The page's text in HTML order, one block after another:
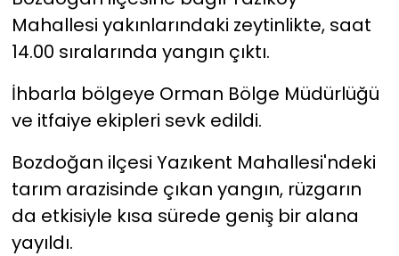
Mahallesi yakınlarındaki zeytinlikte, saat
14.00 sıralarında yangın çıktı.
İhbarla bölgeye Orman Bölge Müdürlüğü
ve itfaiye ekipleri sevk edildi.
Bozdoğan ilçesi Yazıkent Mahallesi'ndeki
tarım arazisinde çıkan yangın, rüzgarın
da etkisiyle kısa sürede geniş bir alana
yayıldı.
Yaşam
YEREL POLİTİKA
YEREL YÖNETİMLER